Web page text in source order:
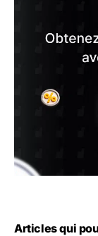
Articles qui